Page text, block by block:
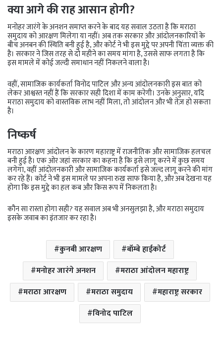
क्या आगे की राह आसान होगी?
मनोहर जारंगे के अनशन समाप्त करने के बाद यह सवाल उठता है कि मराठा
समुदाय को आरक्षण मिलेगा या नहीं। अब तक सरकार और आंदोलनकारियों के
बीच अनबन की स्थिति बनी हुई है, और कोर्ट ने भी इस मुद्दे पर अपनी चिंता व्यक्त की
है। सरकार ने जिस तरह से दो महीने का समय मांगा है, उससे साफ लगता है कि
इस मामले में कोई जल्दी समाधान नहीं निकलने वाला है।
वहीं, सामाजिक कार्यकर्ता विनोद पाटिल और अन्य आंदोलनकारी इस बात को
लेकर आश्वस्त नहीं हैं कि सरकार सही दिशा में काम करेगी। उनके अनुसार, यदि
मराठा समुदाय को वास्तविक लाभ नहीं मिला, तो आंदोलन और भी तेज़ हो सकता
है।
निष्कर्ष
मराठा आरक्षण आंदोलन के कारण महाराष्ट्र में राजनीतिक और सामाजिक हलचल
बनी हुई है। एक ओर जहां सरकार का कहना है कि इसे लागू करने में कुछ समय
लगेगा, वहीं आंदोलनकारी और सामाजिक कार्यकर्ता इसे जल्द लागू करने की मांग
कर रहे हैं। कोर्ट ने भी इस मामले पर अपना रुख साफ किया है, और अब देखना यह
होगा कि इस मुद्दे का हल कब और किस रूप में निकलता है।
कौन सा रास्ता होगा सही? यह सवाल अब भी अनसुलझा है, और मराठा समुदाय
इसके जवाब का इंतजार कर रहा है।
कुनबी आरक्षण
बॉम्बे हाईकोर्ट
मनोहर जारंगे अनशन
मराठा आंदोलन महाराष्ट्र
मराठा आरक्षण
मराठा समुदाय
महाराष्ट्र सरकार
विनोद पाटिल